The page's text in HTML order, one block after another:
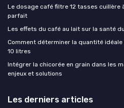
Le dosage café filtre 12 tasses
parfait
Les effets du café au lait sur la santé
Comment déterminer la quantité
10 litres
Intégrer la chicorée en grain dans les
enjeux et solutions
Les derniers articles